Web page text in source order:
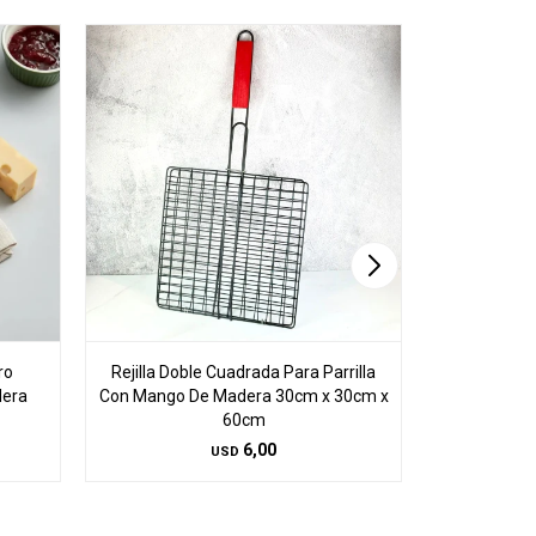
Rejilla Doble Cuadrada Para Parrilla
Con Mango De Madera 30cm x 30cm x
60cm
USD 6,00